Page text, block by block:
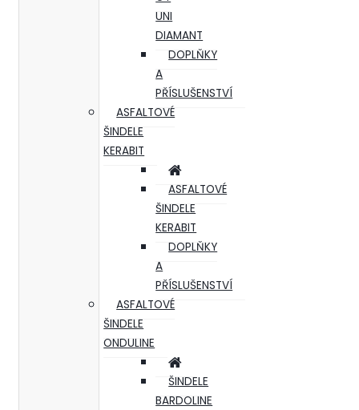
UNI
DIAMANT
DOPLŇKY
A
PŘÍSLUŠENSTVÍ
ASFALTOVÉ
ŠINDELE
KERABIT
ASFALTOVÉ
ŠINDELE
KERABIT
DOPLŇKY
A
PŘÍSLUŠENSTVÍ
ASFALTOVÉ
ŠINDELE
ONDULINE
ŠINDELE
BARDOLINE